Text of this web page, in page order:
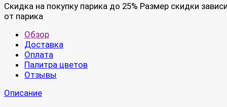
Скидка на покупку парика до 25% Размер скидки
от парика
Обзор
Доставка
Оплата
Палитра цветов
Отзывы
Описание